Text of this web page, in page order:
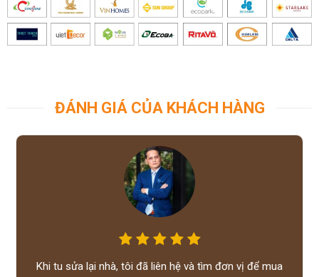
ĐÁNH GIÁ CỦA KHÁCH HÀNG
Khi tu sửa lại nhà, tôi đã liên hệ và tìm đơn vị để mua